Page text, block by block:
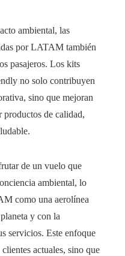
ambiental, las
por LATAM también
pasajeros. Los kits
no solo contribuyen
sino que mejoran
productos de calidad,
de un vuelo que
ambiental, lo
como una aerolínea
y con la
servicios. Este enfoque
actuales, sino que